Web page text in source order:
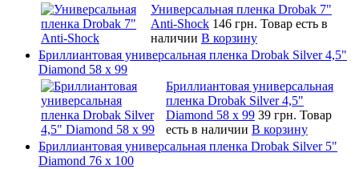
Универсальная пленка Drobak 7"
Anti-Shock 146 грн. Товар есть в
наличии В корзину
Бриллиантовая универсальная пленка Drobak Silver 4,5"
Diamond 58 х 99
Бриллиантовая универсальная
пленка Drobak Silver 4,5"
Diamond 58 х 99 39 грн. Товар
есть в наличии В корзину
Бриллиантовая универсальная пленка Drobak Silver 5"
Diamond 76 х 100